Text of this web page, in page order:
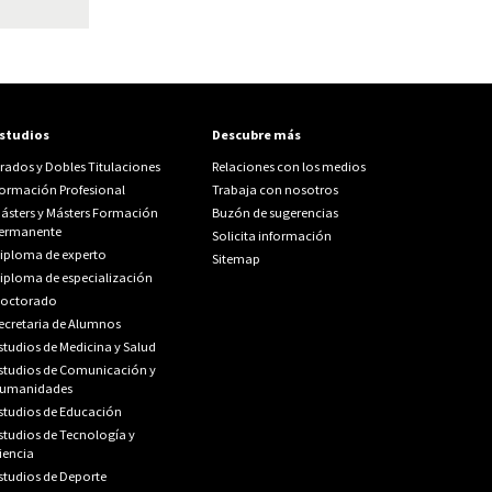
y Dobles Titulaciones
Profesional
y Másters Formación
de experto
de especialización
de Alumnos
de Medicina y Salud
de Comunicación y
de Educación
de Tecnología y
de Deporte
Descubre más
Relaciones con los medios
Trabaja con nosotros
Buzón de sugerencias
Solicita información
Sitemap